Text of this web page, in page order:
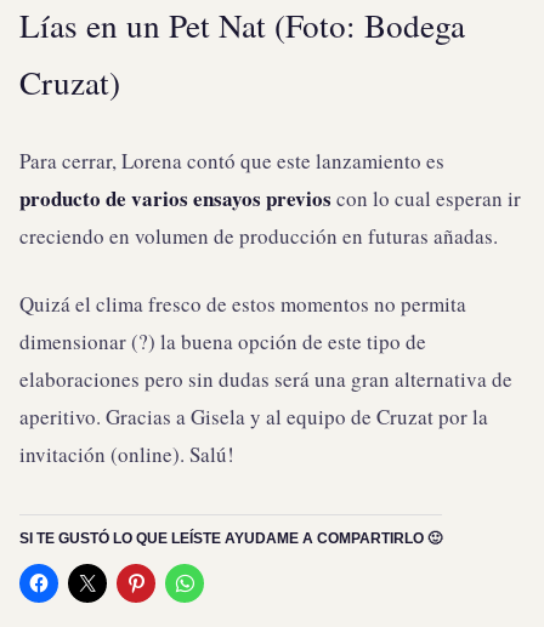
Lías en un Pet Nat (Foto: Bodega
Cruzat)
Para cerrar, Lorena contó que este lanzamiento es
producto de varios ensayos previos con lo cual esperan ir
creciendo en volumen de producción en futuras añadas.
Quizá el clima fresco de estos momentos no permita
dimensionar (?) la buena opción de este tipo de
elaboraciones pero sin dudas será una gran alternativa de
aperitivo. Gracias a Gisela y al equipo de Cruzat por la
invitación (online). Salú!
SI TE GUSTÓ LO QUE LEÍSTE AYUDAME A COMPARTIRLO 🙂